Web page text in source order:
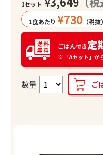
1セット ¥
1食あたり ¥730（税抜）
ごはん付き定
※「Aセット」か
数量 ご